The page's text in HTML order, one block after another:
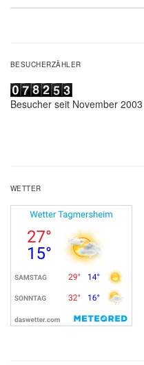
BESUCHERZÄHLER
Besucher seit November 2003
WETTER